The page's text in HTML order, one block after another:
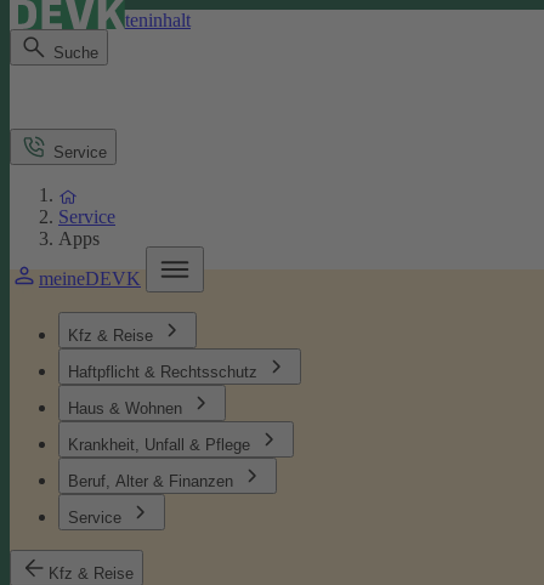
Direkt zum Seiteninhalt
Suche
meineDEVK
Kfz & Reise
Haftpflicht & Rechtsschutz
Haus & Wohnen
Krankheit, Unfall & Pflege
Beruf, Alter & Finanzen
Service
Kfz & Reise
Service
Service
Apps